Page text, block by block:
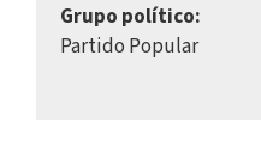
Grupo político:
Partido Popular